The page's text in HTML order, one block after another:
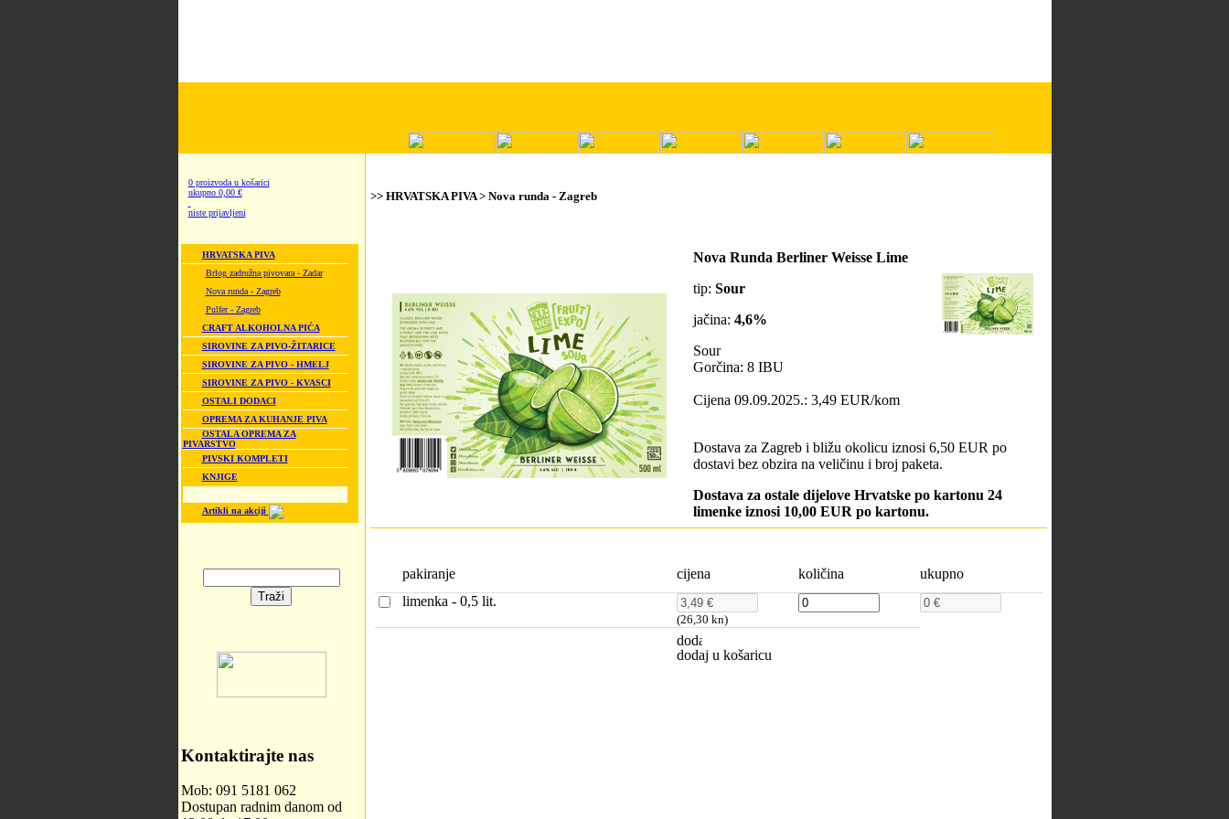
0 proizvoda u košarici
ukupno 0,00 €
niste prijavljeni
HRVATSKA PIVA
Brlog zadružna pivovara - Zadar
Nova runda - Zagreb
Pulfer - Zagreb
CRAFT ALKOHOLNA PIĆA
SIROVINE ZA PIVO-ŽITARICE
SIROVINE ZA PIVO - HMELJ
SIROVINE ZA PIVO - KVASCI
OSTALI DODACI
OPREMA ZA KUHANJE PIVA
OSTALA OPREMA ZA
PIVARSTVO
PIVSKI KOMPLETI
KNJIGE
Artikli na akciji
Kontaktirajte nas
Mob: 091 5181 062
Dostupan radnim danom od
>> HRVATSKA PIVA > Nova runda - Zagreb
Nova Runda Berliner Weisse Lime
tip: Sour
jačina: 4,6%
Sour
Gorčina: 8 IBU
Cijena 09.09.2025.: 3,49 EUR/kom
Dostava za Zagreb i bližu okolicu iznosi 6,50 EUR po
dostavi bez obzira na veličinu i broj paketa.
Dostava za ostale dijelove Hrvatske po kartonu 24
limenke iznosi 10,00 EUR po kartonu.
pakiranje cijena količina
ukupno
limenka - 0,5 lit.
(26,30 kn)
dodaj u košaricu